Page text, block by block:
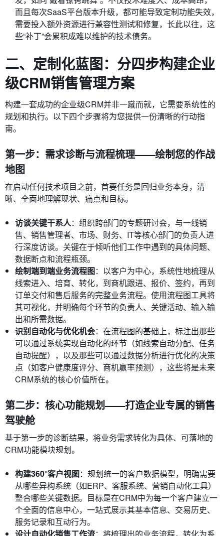
而且每次SaaS平台版本升级，都可能导致定制功能失效，
需要投入额外资源进行兼容性测试和修复，长此以往，这
些“补丁”会累积成难以维护的技术债务。
二、定制化蓝图：分四步构建企业
级CRM销售管理方案
构建一套成功的企业级CRM并非一蹴而就，它需要系统性的
规划和执行。以下四个步骤将为您提供一份清晰的行动指
南。
第一步：需求诊断与流程梳理——绘制您的作战
地图
在启动任何技术项目之前，首要任务是回归业务本身，清
晰、全面地理解现状、痛点和目标。
访谈关键干系人：组织跨部门的专题研讨会，与一线销
售、销售管理者、市场、财务、IT等核心部门的负责人进
行深度访谈。关键在于倾听他们工作中遇到的具体问题、
数据断点和流程瓶颈。
绘制端到端业务流程图：以客户为中心，系统性地梳理从
线索进入、培育、转化，到商机跟进、报价、签约，再到
订单交付和售后服务的完整业务流程。使用流程图工具将
其可视化，并明确每个环节的负责人、关键活动、输入输
出和所需数据。
识别自动化与优化机会：在流程图的基础上，标注出那些
可以通过系统实现自动化的环节（如线索自动分配、任务
自动提醒），以及那些可以通过数据分析进行优化的决策
点（如客户健康度评分、商机赢率预测），这些将是未来
CRM系统的核心价值所在。
第二步：核心功能规划——打造企业专属的销售
驾驶舱
基于第一步的诊断结果，将业务需求转化为具体、可落地的
CRM功能模块规划。
构建360°客户视图：规划统一的客户数据模型，明确需要
从哪些异构系统（如ERP、客服系统、营销自动化工具）
整合哪些关键数据。目标是在CRM中为每一个客户建立一
个全面的信息中心，一站式展示其基本信息、交易历史、
服务记录和互动行为。